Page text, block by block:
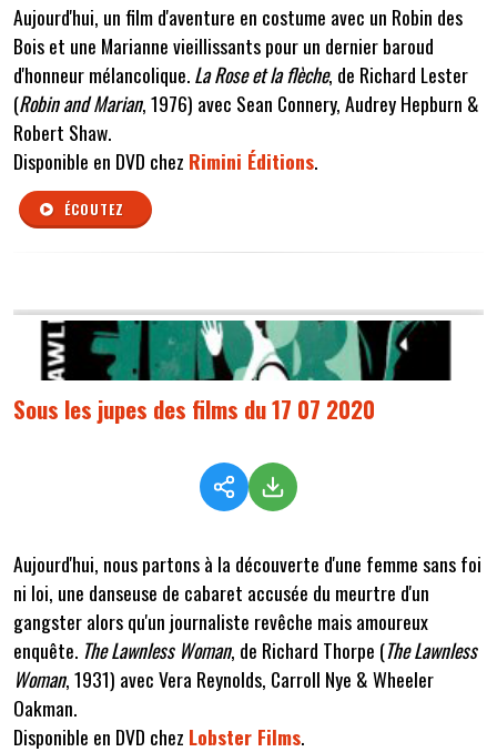
Aujourd'hui, un film d'aventure en costume avec un Robin des
Bois et une Marianne vieillissants pour un dernier baroud
d'honneur mélancolique.La Rose et la flèche, de Richard Lester
(Robin and Marian, 1976) avec Sean Connery, Audrey Hepburn &
Robert Shaw.
Disponible en DVD chez Rimini Éditions.
ÉCOUTEZ
Sous les jupes des films du 17 07 2020
Aujourd'hui, nous partons à la découverte d'une femme sans foi
ni loi, une danseuse de cabaret accusée du meurtre d'un
gangster alors qu'un journaliste revêche mais amoureux
enquête. The Lawnless Woman, de Richard Thorpe (The Lawnless
Woman, 1931) avec Vera Reynolds, Carroll Nye & Wheeler
Oakman.
Disponible en DVD chez Lobster Films.